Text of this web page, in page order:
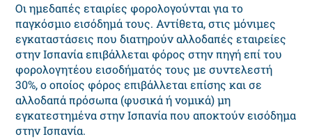
Οι ημεδαπές εταιρίες φορολογούνται για το
παγκόσμιο εισόδημά τους. Αντίθετα, στις μόνιμες
εγκαταστάσεις που διατηρούν αλλοδαπές εταιρείες
στην Ισπανία επιβάλλεται φόρος στην πηγή επί του
φορολογητέου εισοδήματός τους με συντελεστή
30%, ο οποίος φόρος επιβάλλεται επίσης και σε
αλλοδαπά πρόσωπα (φυσικά ή νομικά) μη
εγκατεστημένα στην Ισπανία που αποκτούν εισόδημα
στην Ισπανία.